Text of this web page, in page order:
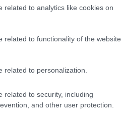
related to analytics like cookies on
related to functionality of the website
related to personalization.
related to security, including
and other user protection.
Πεντάγωνο έδωσε
βίντεο από την
κατά την οποία
του Ισλαμικού
το βίντεο της